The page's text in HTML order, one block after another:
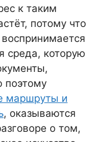
к таким
потому что
среда, которую
поэтому
маршруты и
, оказываются
о том,